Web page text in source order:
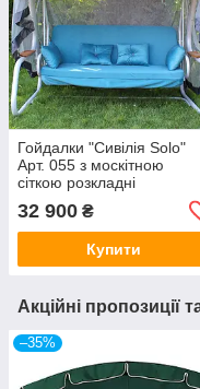
Гойдалки "Сивілія Solo"
Арт. 055 з москітною
сіткою розкладні
32 900 ₴
Купити
Акційні пропозиції
–35%